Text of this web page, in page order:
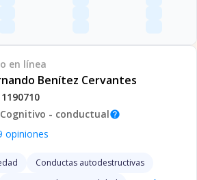
en línea
Benítez Cervantes
Cognitivo - conductualhelp
opiniones
Conductas autodestructivas